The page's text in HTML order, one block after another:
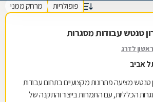
פופולריות מרחק ממני
טנטש עבודות מסגרות
לדרג
אביב
טנטש מציעה פתרונות מקצועיים בתחום עבודות
הכלליות, עם התמחות בייצור והתקנה של